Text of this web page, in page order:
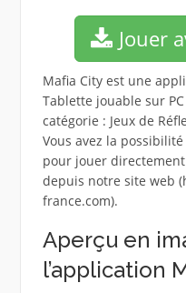
Jouer
Mafia City est une
Tablette jouable sur
catégorie : Jeux de
Vous avez la
pour jouer
depuis notre site web
france.com).
Aperçu en
l’application